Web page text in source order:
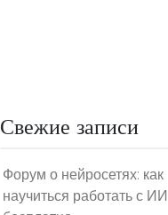
Свежие записи
Форум о нейросетях: как
научиться работать с ИИ